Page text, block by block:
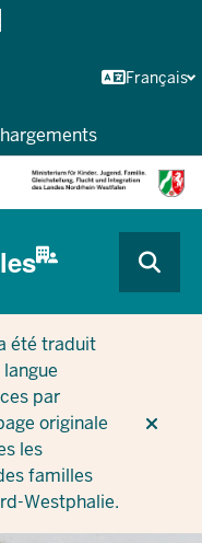
Français
été traduit
par
originale
les
familles
Westphalie.